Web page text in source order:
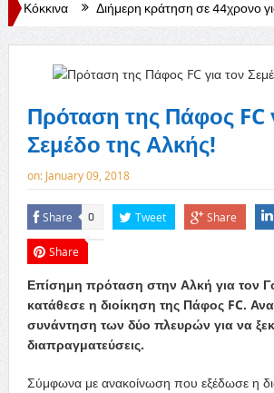
Διήμερη κράτηση σε 44χρονο για κλοπές και
Πρόταση της Πάφος FC
Σεμέδο της Αλκής!
on: January 09, 2018
Share 0 Tweet Share
Share
Επίσημη πρόταση στην Αλκή για τον
κατάθεσε η διοίκηση της Πάφος FC.
συνάντηση των δύο πλευρών για να
διαπραγματεύσεις.
Σύμφωνα με ανακοίνωση που εξέδωσε η